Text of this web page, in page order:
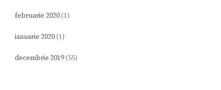
februarie 2020(1)
ianuarie 2020(1)
decembrie 2019(55)